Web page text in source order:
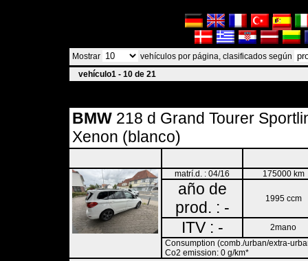
Mostrar
vehículos por página, clasificados según
vehículo1 - 10 de 21
BMW 218 d Grand Tourer
Xenon (blanco)
matrí.d. : 04/16 175000 km
año de
prod. : -
1995 ccm
ITV : -
2mano
Consumption (comb./urban/extra-
Co2 emission: 0 g/km*